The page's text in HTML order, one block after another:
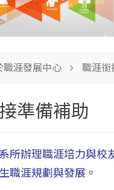
職涯發展中心 職涯銜
準備補助
所辦理職涯培力與校
職涯規劃與發展。